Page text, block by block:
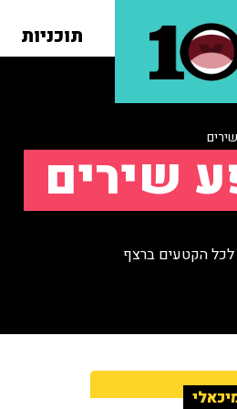
תוכניות
שירים
לכל הקטעים ברצף